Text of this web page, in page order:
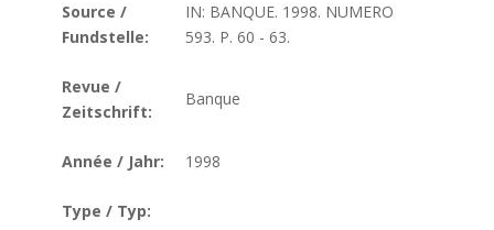
Source /
Fundstelle:
IN: BANQUE. 1998. NUMERO
593. P. 60 - 63.
Revue /
Zeitschrift:
Banque
Année / Jahr: 1998
Type / Typ: